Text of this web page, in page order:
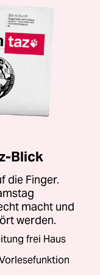
Blick
die Finger.
macht und
werden.
frei Haus